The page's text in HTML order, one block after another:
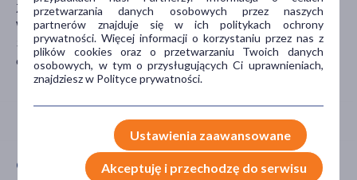
Zakłady Farmaceutyczne Colfarm S.A
Wojska Polskiego 3
39-300 Mielec
colfarm@colfarm.pl
CECHY PRODUKTU
przetwarzania danych osobowych przez naszych
partnerów znajduje się w ich politykach ochrony
prywatności. Więcej informacji o korzystaniu przez nas z
plików cookies oraz o przetwarzaniu Twoich danych
osobowych, w tym o przysługujących Ci uprawnieniach,
znajdziesz w Polityce prywatności.
Ustawienia zaawansowane
Akceptuję i przechodzę do serwisu